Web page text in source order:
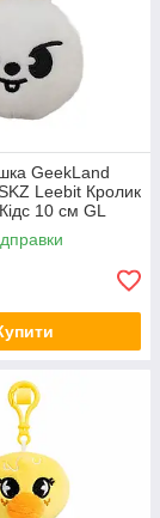
GeekLand
Leebit Кролик
10 см GL